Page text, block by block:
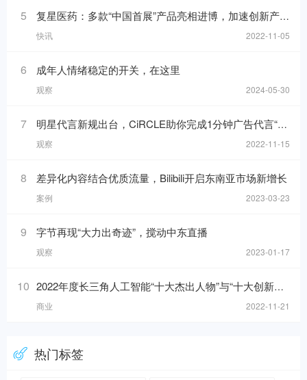
5 复星医药：多款“中国首展”产品亮相进博，加速创新产品落地
快讯 2022-11-05
6 成年人情绪稳定的开关，在这里
观察 2024-05-30
7 明星代言新规出台，CiRCLE助你完成1分钟广告代言“健康自检”
观察 2022-11-15
8 差异化内容结合优质流量，Bilibili开启东南亚市场新增长
案例 2023-03-23
9 字节再现“大力出奇迹”，搅动中东直播
观察 2023-01-17
10 2022年度长三角人工智能“十大杰出人物”与“十大创新应用”榜单发布！
商业 2022-11-21
热门标签